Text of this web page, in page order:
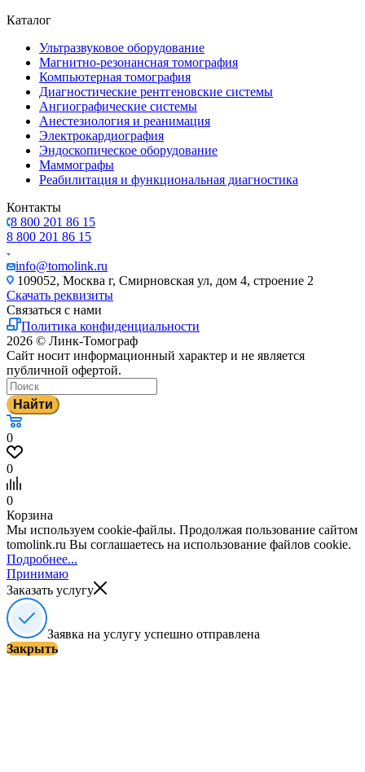
Каталог
Ультразвуковое оборудование
Магнитно-резонансная томография
Компьютерная томография
Диагностические рентгеновские системы
Ангиографические системы
Анестезиология и реанимация
Электрокардиография
Эндоскопическое оборудование
Маммографы
Реабилитация и функциональная диагностика
Контакты
8 800 201 86 15
8 800 201 86 15
info@tomolink.ru
109052, Москва г, Смирновская ул, дом 4, строение 2
Скачать реквизиты
Связаться с нами
Политика конфиденциальности
2026 © Линк-Томограф
Сайт носит информационный характер и не является
публичной офертой.
Найти
0
0
0
Корзина
Мы используем cookie-файлы. Продолжая пользование сайтом
tomolink.ru Вы соглашаетесь на использование файлов cookie.
Подробнее...
Принимаю
Заказать услугу
Заявка на услугу успешно отправлена
Закрыть